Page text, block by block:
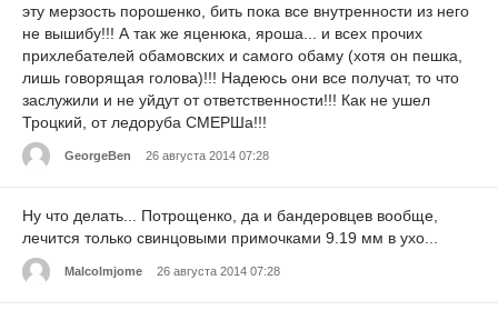
эту мерзость порошенко, бить пока все внутренности из него
не вышибу!!! А так же яценюка, яроша... и всех прочих
прихлебателей обамовских и самого обаму (хотя он пешка,
лишь говорящая голова)!!! Надеюсь они все получат, то что
заслужили и не уйдут от ответственности!!! Как не ушел
Троцкий, от ледоруба СМЕРШа!!!
GeorgeBen 26 августа 2014 07:28
Ну что делать... Потрощенко, да и бандеровцев вообще,
лечится только свинцовыми примочками 9.19 мм в ухо...
Malcolmjome 26 августа 2014 07:28